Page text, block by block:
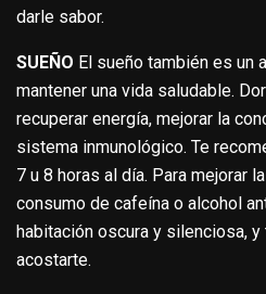
darle sabor.
SUEÑO El sueño también es un
mantener una vida saludable.
recuperar energía, mejorar la
sistema inmunológico. Te
7 u 8 horas al día. Para mejorar
consumo de cafeína o alcohol
habitación oscura y silenciosa,
acostarte.